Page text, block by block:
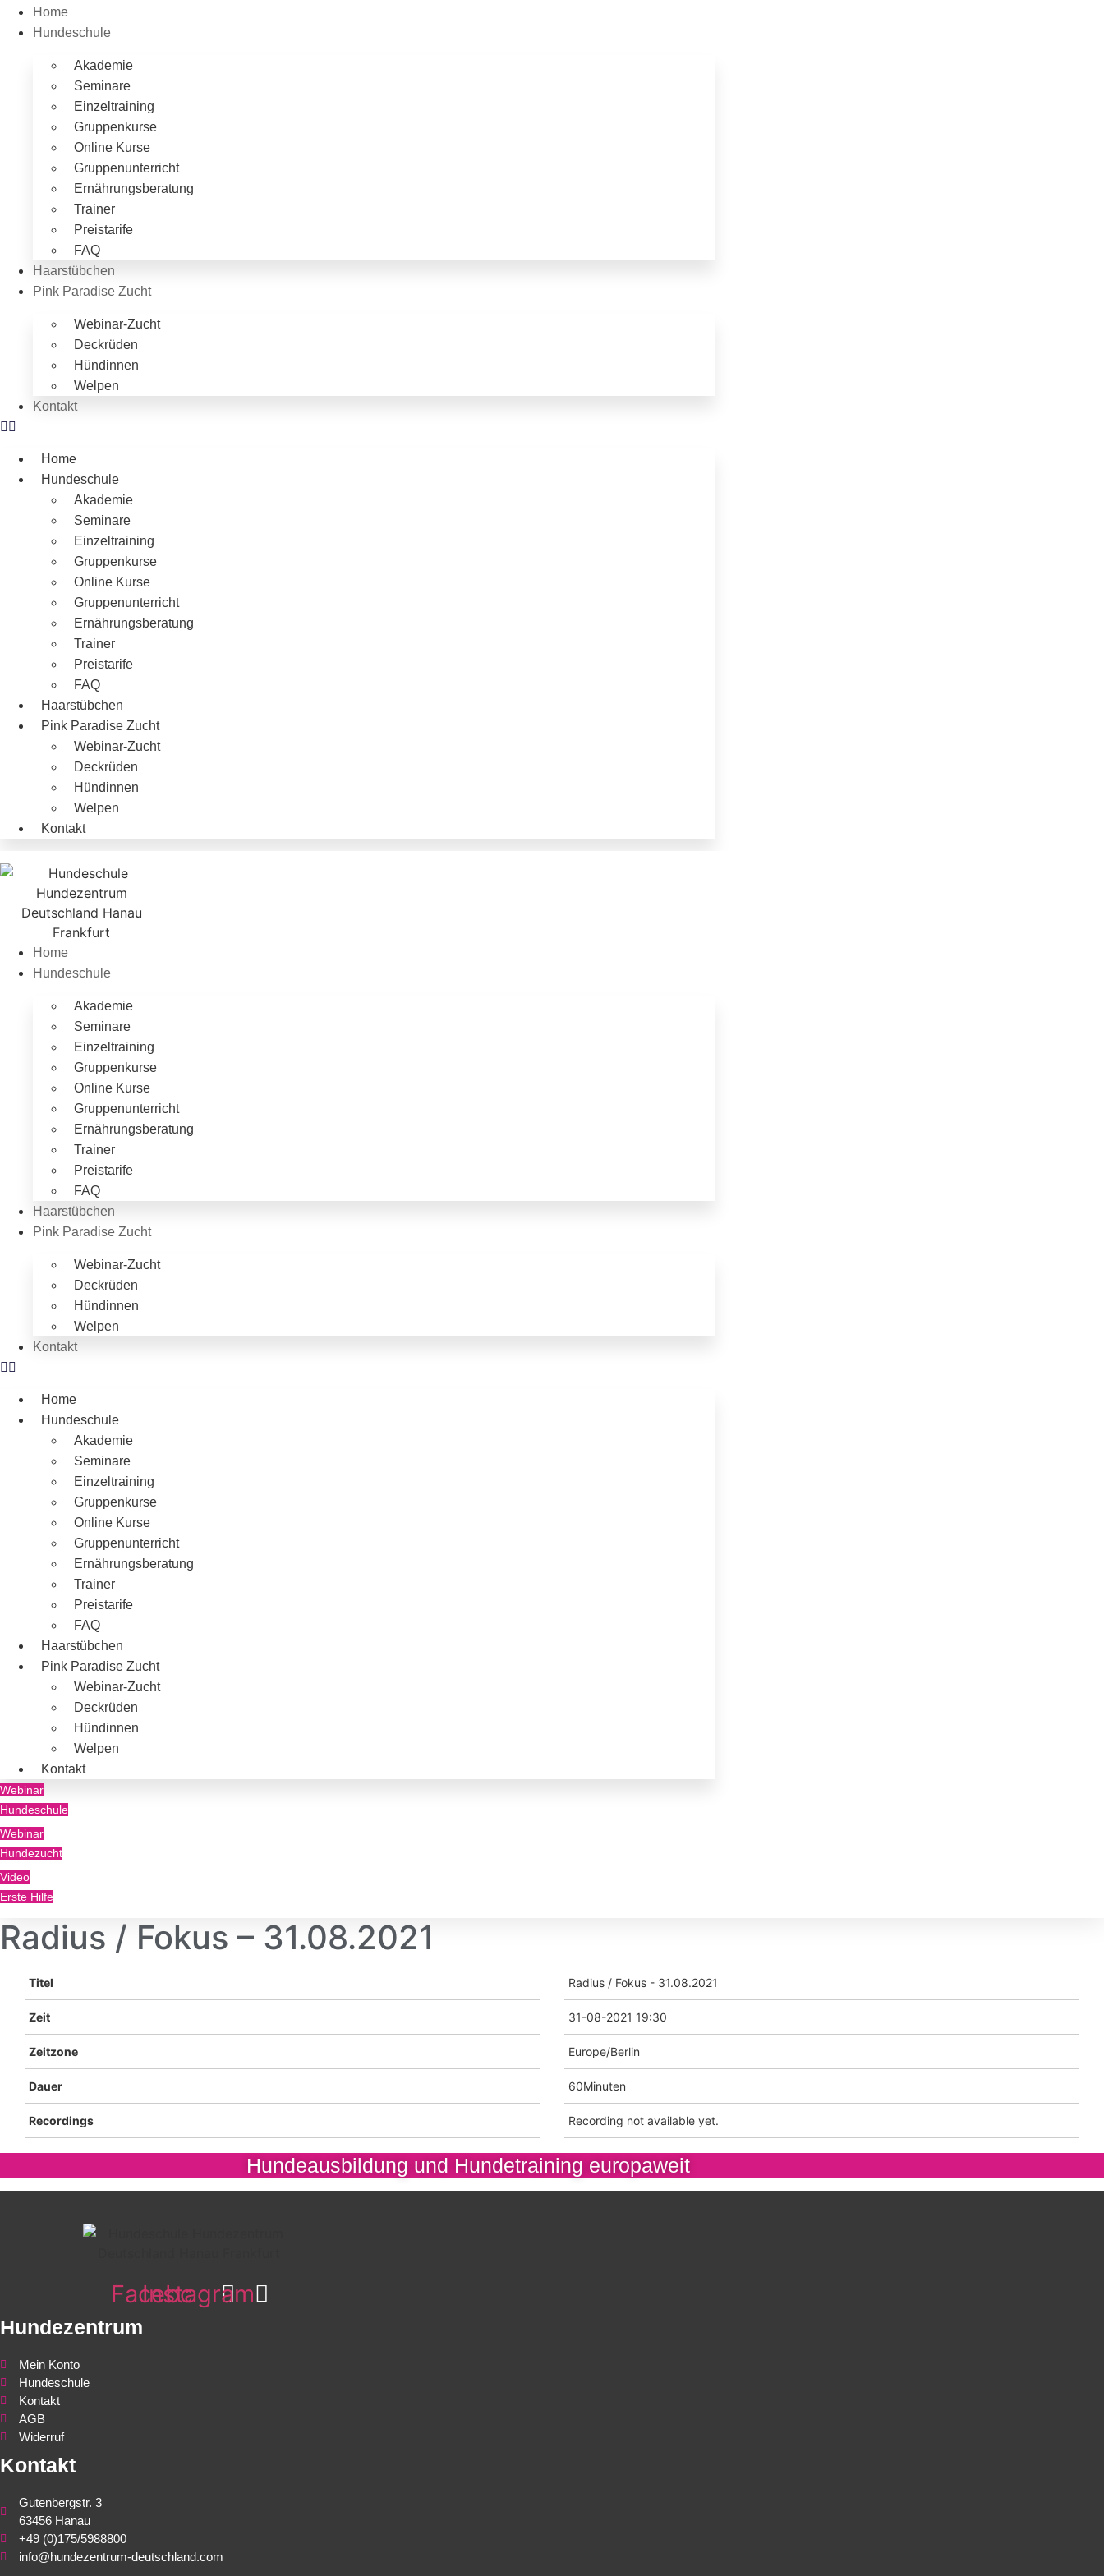
Home
Hundeschule
Akademie
Seminare
Einzeltraining
Gruppenkurse
Online Kurse
Gruppenunterricht
Ernährungsberatung
Trainer
Preistarife
FAQ
Haarstübchen
Pink Paradise Zucht
Webinar-Zucht
Deckrüden
Hündinnen
Welpen
Kontakt
Home
Hundeschule
Akademie
Seminare
Einzeltraining
Gruppenkurse
Online Kurse
Gruppenunterricht
Ernährungsberatung
Trainer
Preistarife
FAQ
Haarstübchen
Pink Paradise Zucht
Webinar-Zucht
Deckrüden
Hündinnen
Welpen
Kontakt
Home
Hundeschule
Akademie
Seminare
Einzeltraining
Gruppenkurse
Online Kurse
Gruppenunterricht
Ernährungsberatung
Trainer
Preistarife
FAQ
Haarstübchen
Pink Paradise Zucht
Webinar-Zucht
Deckrüden
Hündinnen
Welpen
Kontakt
Home
Hundeschule
Akademie
Seminare
Einzeltraining
Gruppenkurse
Online Kurse
Gruppenunterricht
Ernährungsberatung
Trainer
Preistarife
FAQ
Haarstübchen
Pink Paradise Zucht
Webinar-Zucht
Deckrüden
Hündinnen
Welpen
Kontakt
Webinar
Hundeschule
Webinar
Hundezucht
Video
Erste Hilfe
Radius / Fokus – 31.08.2021
Titel Radius / Fokus - 31.08.2021
Zeit 31-08-2021 19:30
Zeitzone Europe/Berlin
Dauer 60Minuten
Recordings Recording not available yet.
Hundeausbildung und Hundetraining europaweit
Facebook
Instagram
Hundezentrum
Mein Konto
Hundeschule
Kontakt
AGB
Widerruf
Kontakt
Gutenbergstr. 3
63456 Hanau
+49 (0)175/5988800
info@hundezentrum-deutschland.com